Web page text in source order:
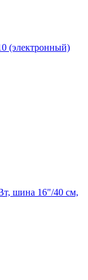
(электронный)
шина 16"/40 см,